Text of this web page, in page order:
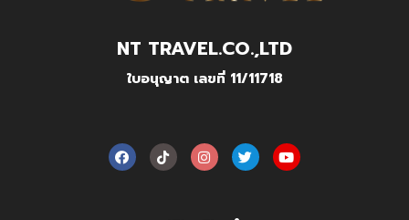
NT TRAVEL.CO.,LTD
ใบอนุญาต เลขที่ 11/11718